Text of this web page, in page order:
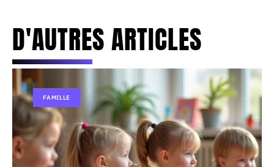
D'AUTRES ARTICLES
FAMILLE